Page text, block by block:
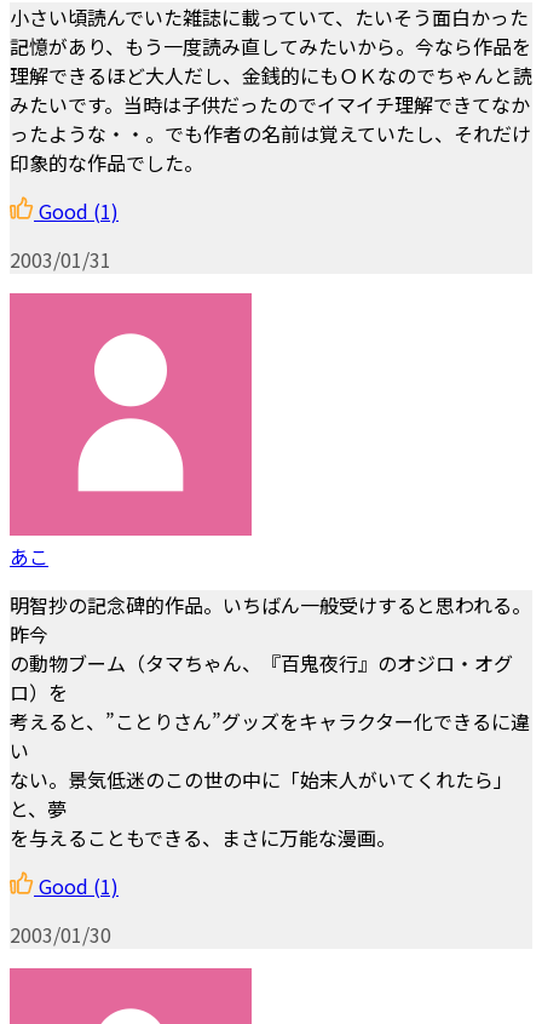
小さい頃読んでいた雑誌に載っていて、たいそう面白かった
記憶があり、もう一度読み直してみたいから。今なら作品を
理解できるほど大人だし、金銭的にもＯＫなのでちゃんと読
みたいです。当時は子供だったのでイマイチ理解できてなか
ったような・・。でも作者の名前は覚えていたし、それだけ
印象的な作品でした。
Good (1)
2003/01/31
あこ
明智抄の記念碑的作品。いちばん一般受けすると思われる。
昨今
の動物ブーム（タマちゃん、『百鬼夜行』のオジロ・オグ
ロ）を
考えると、”ことりさん”グッズをキャラクター化できるに違
い
ない。景気低迷のこの世の中に「始末人がいてくれたら」
と、夢
を与えることもできる、まさに万能な漫画。
Good (1)
2003/01/30